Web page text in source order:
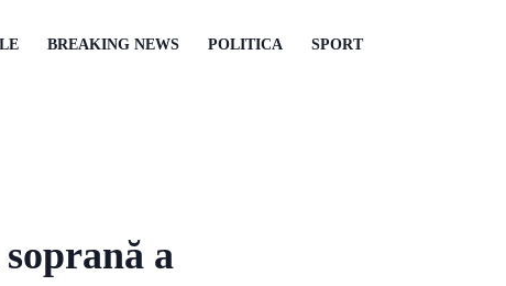
BREAKING NEWS POLITICA SPORT
a